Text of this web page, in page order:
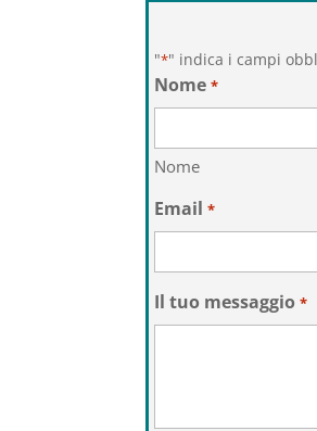
"*" indica i campi
Nome *
Nome
Email *
Il tuo messaggio *